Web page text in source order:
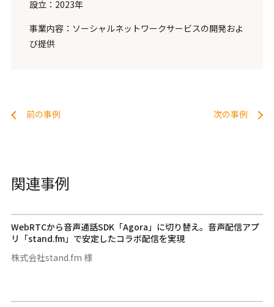
設立：2023年
事業内容：ソーシャルネットワークサービスの開発およ
び提供
前の事例 次の事例
関連事例
WebRTCから音声通話SDK「Agora」に切り替え。音声配信アプ
リ「stand.fm」で安定したコラボ配信を実現
株式会社stand.fm 様